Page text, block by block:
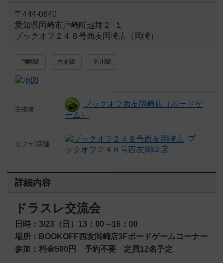
〒444-0840
愛知県岡崎市戸崎町越舞２−１
ブックオフ２４８号西友岡崎店（岡崎）
岡崎駅 六名駅 男川駅
主催者
ブックオフ西友岡崎店（ボードゲ
ーム）
カフェ/店舗
ブ
ックオフ２４８号西友岡崎店
詳細内容
ドラスレ交流会
日時：3/23（日）13：00～16：00
場所：BOOKOFF西友岡崎店3Fボードゲームコーナー
参加：料金500円 予約不要 定員12名予定